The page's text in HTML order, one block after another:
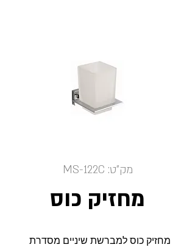
מק"ט: MS-122C
מחזיק כוס
מחזיק כוס למברשת שיניים מסדרת